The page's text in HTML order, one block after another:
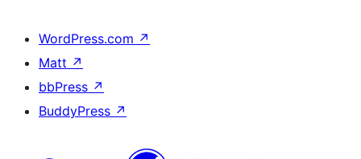
WordPress.com ↗
Matt ↗
bbPress ↗
BuddyPress ↗